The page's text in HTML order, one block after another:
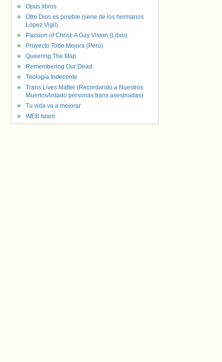
Opus libros
Otro Dios es posible (serie de los hermanos
López Vigil)
Passion of Christ: A Gay Vision (Libro)
Proyecto Todo Mejora (Perú)
Queering The Map
Remembering Our Dead
Teología Indecente
Trans Lives Matter (Recordando a Nuestros
Muertos/listado personas trans asesinadas)
Tu vida va a mejorar
WEB Islam